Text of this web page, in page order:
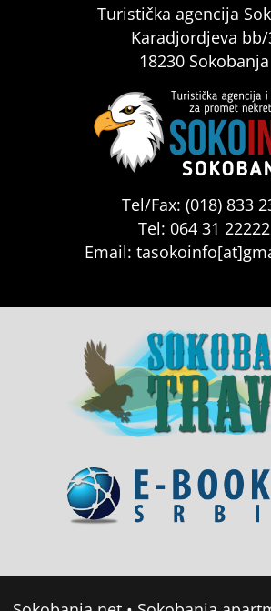
Turistička agencija
Karadjordjeva bb/
18230 Sokobanja
Tel/Fax: (018) 833
Tel: 064 31 22222
Email: